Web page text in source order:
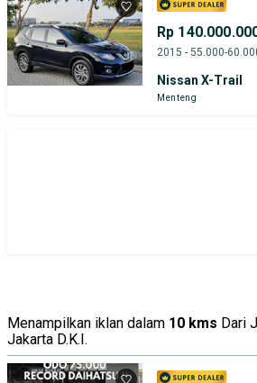
Rp
2015 - 55.000-
Nissan X-Trail
Menteng
Menampilkan iklan dalam 10 kms Dari
Jakarta D.K.I.